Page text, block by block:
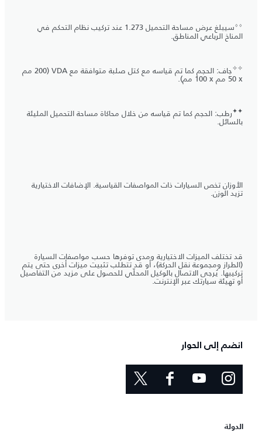
⬨
⬨ سيبلغ عرض مساحة التحميل 1.273 عند تركيب نظام التحكم في
المناخ الرباعي المناطق.
✧
✧ جاف: الحجم كما تم قياسه مع كتل صلبة متوافقة مع VDA (‏200 مم
x ‏50 مم x ‏100 مم).
✦
✦رطب: الحجم كما تم قياسه من خلال محاكاة مساحة التحميل المليئة
بالسائل.
الأوزان تخص السيارات ذات المواصفات القياسية. الإضافات الاختيارية
تزيد الوزن.
قد تختلف الميزات الاختيارية ومدى توفرها حسب مواصفات السيارة
(الطراز ومجموعة نقل الحركة)، أو قد تتطلب تثبيت ميزات أخرى حتى يتم
تركيبها. يُرجى الاتصال بالوكيل المحلّي للحصول على مزيد من التفاصيل
أو تهيئة سيارتك عبر الإنترنت.
انضم إلى الحوار
الدولة